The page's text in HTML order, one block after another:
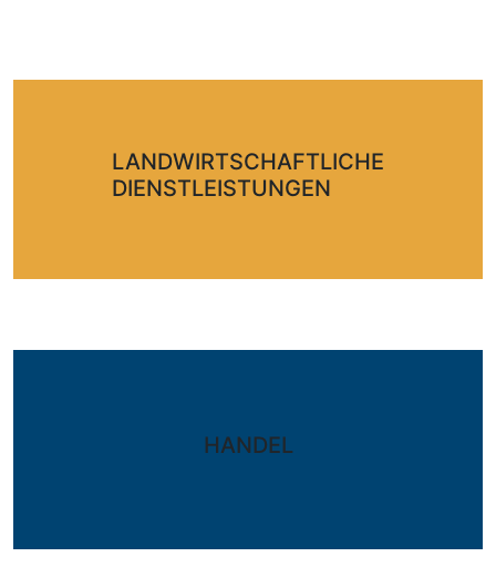
LANDWIRTSCHAFTLICHE
DIENSTLEISTUNGEN
HANDEL